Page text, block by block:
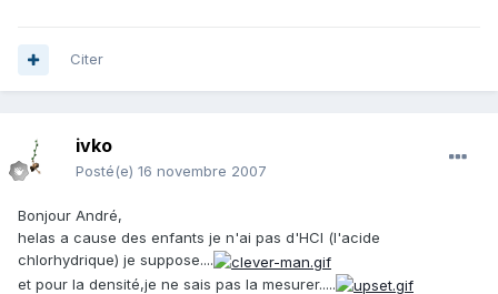
Citer
ivko
Posté(e) 16 novembre 2007
Bonjour André,
helas a cause des enfants je n'ai pas d'HCI (l'acide
chlorhydrique) je suppose....
et pour la densité,je ne sais pas la mesurer.....